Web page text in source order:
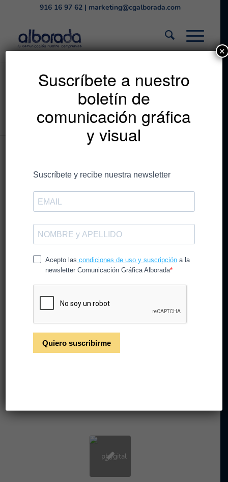
916 16 97 62| marketing@cgalborada.com
Listado de la etiqueta:
comercio físico y digital
Estás en: Inicio / comercio físico y digital
Entradas
Expansión comercial en
España: tendencias retail
para 2026
21 de mayo de 2026 / enNoticias / porCGAlborada
La expansión comercial en España impulsa nuevas
Suscríbete a nuestro
boletín de
comunicación gráfica
y visual
✕